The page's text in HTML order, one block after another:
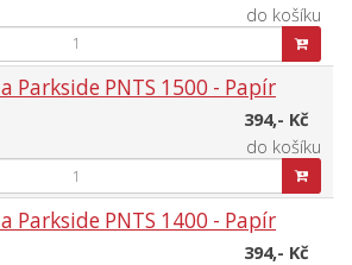
do košíku
Parkside PNTS 1500 - Papír
394,- Kč
do košíku
Parkside PNTS 1400 - Papír
394,- Kč